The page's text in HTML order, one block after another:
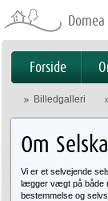
indhold
Videre
menunavigation
Forside
Billedgalleri
Om
Vi er et selvejende
lægger vægt på både
bestemmelse og